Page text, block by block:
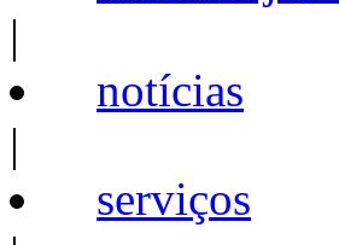
|
notícias
|
serviços